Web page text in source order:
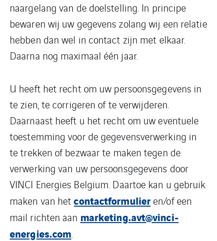
naargelang van de doelstelling. In principe
bewaren wij uw gegevens zolang wij een relatie
hebben dan wel in contact zijn met elkaar.
Daarna nog maximaal één jaar.
U heeft het recht om uw persoonsgegevens in
te zien, te corrigeren of te verwijderen.
Daarnaast heeft u het recht om uw eventuele
toestemming voor de gegevensverwerking in
te trekken of bezwaar te maken tegen de
verwerking van uw persoonsgegevens door
VINCI Energies Belgium. Daartoe kan u gebruik
maken van hetcontactformulieren/of een
mail richten aan marketing.avt@vinci-
energies.com.